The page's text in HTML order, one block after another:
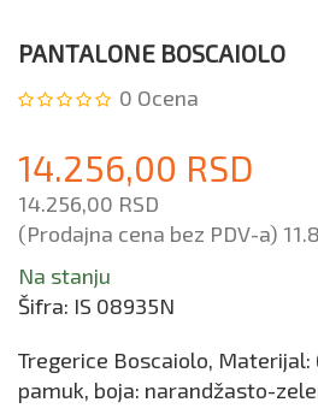
PANTALONE BOSCAIOLO
0 Ocena
14.256,00 RSD
14.256,00 RSD
(Prodajna cena bez PDV-a)
Na stanju
Šifra: IS 08935N
Tregerice Boscaiolo,
pamuk, boja: narandžasto-